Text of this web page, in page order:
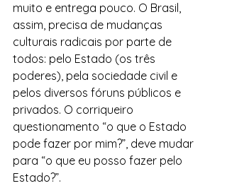
muito e entrega pouco. O Brasil,
assim, precisa de mudanças
culturais radicais por parte de
todos: pelo Estado (os três
poderes), pela sociedade civil e
pelos diversos fóruns públicos e
privados. O corriqueiro
questionamento “o que o Estado
pode fazer por mim?”, deve mudar
para “o que eu posso fazer pelo
Estado?”.